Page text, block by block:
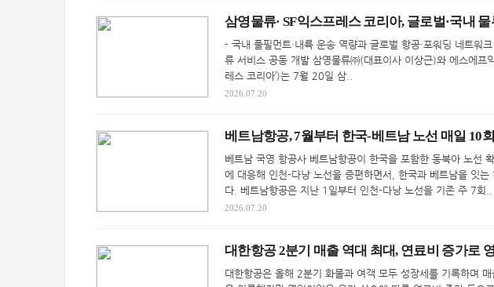
삼영물류· SF익스프레스 코리아, 글로벌·국내
- 국내 풀필먼트·내륙 운송 역량과 글로벌 항공·포워딩 네트워
류 서비스 공동 개발 삼영물류㈜(대표이사 이상근)와 에스에프
레스 코리아’)는 7월 20일 삼..
2026.07.20
베트남항공, 7월부터 한국-베트남 노선 매일 10
베트남 국영 항공사 베트남항공이 한국을 포함한 동북아 노선
에 대응해 인천-다낭 노선을 증편하면서, 한국과 베트남을 잇
다. 베트남항공은 지난 1일부터 인천-다낭 노선을 기존 주 7회..
2026.07.20
대한항공 2분기 매출 역대 최대, 연료비 증가로
대한항공은 올해 2분기 화물과 여객 모두 성장세를 기록하며